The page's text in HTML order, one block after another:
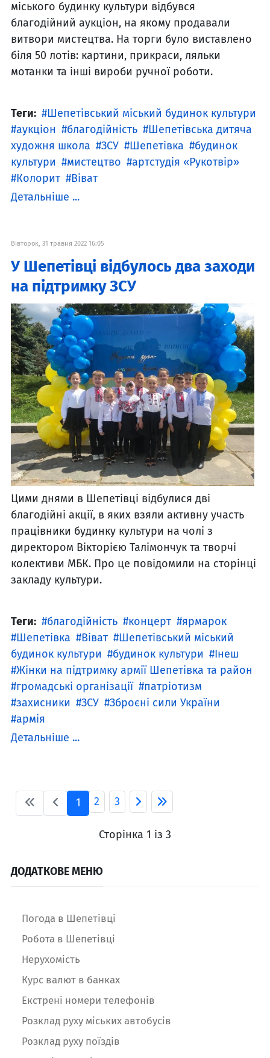
міського будинку культури відбувся
благодійний аукціон, на якому продавали
витвори мистецтва. На торги було виставлено
біля 50 лотів: картини, прикраси, ляльки
мотанки та інші вироби ручної роботи.
Теги:
Шепетівський міський будинок культури
аукціон
благодійність
Шепетівська дитяча
художня школа
ЗСУ Шепетівка
будинок
культури
мистецтво
артстудія «Рукотвір»
Колорит
Віват
Детальніше ...
Вівторок, 31 травня 2022 16:05
У Шепетівці відбулось два заходи
на підтримку ЗСУ
Цими днями в Шепетівці відбулися дві
благодійні акції, в яких взяли активну участь
працівники будинку культури на чолі з
директором Вікторією Талімончук та творчі
колективи МБК. Про це повідомили на сторінці
закладу культури.
Теги: благодійність концерт
ярмарок
Шепетівка
Віват
Шепетівський міський
будинок культури
будинок культури
Інеш
Жінки на підтримку армії Шепетівка та район
громадські організації
патріотизм
захисники
ЗСУ
Зброєні сили України
армія
Детальніше ...
1 2 3
Сторінка 1 із 3
ДОДАТКОВЕ МЕНЮ
Погода в Шепетівці
Робота в Шепетівці
Нерухомість
Курс валют в банках
Екстрені номери телефонів
Розклад руху міських автобусів
Розклад руху поїздів